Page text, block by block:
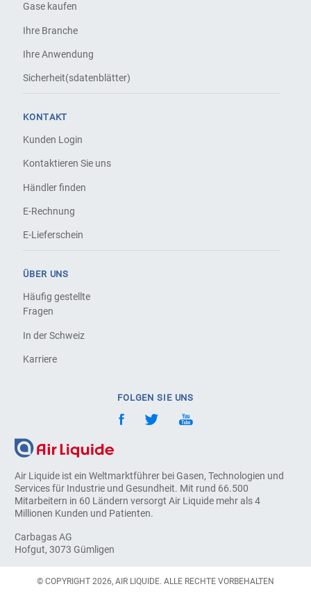
Air Liquide ist ein Weltmarktführer bei Gasen, Technologien und
Services für Industrie und Gesundheit. Mit rund 66.500
Mitarbeitern in 60 Ländern versorgt Air Liquide mehr als 4
Millionen Kunden und Patienten.
Carbagas AG
Hofgut, 3073 Gümligen
Gase kaufen
Ihre Branche
Ihre Anwendung
Sicherheit(sdatenblätter)
KONTAKT
Kunden Login
Kontaktieren Sie uns
Händler finden
E-Rechnung
E-Lieferschein
ÜBER UNS
Häufig gestellte
Fragen
In der Schweiz
Karriere
FOLGEN SIE UNS
© COPYRIGHT 2026, AIR LIQUIDE. ALLE RECHTE VORBEHALTEN